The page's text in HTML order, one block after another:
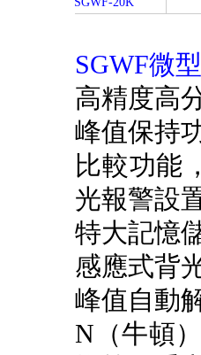
SGWF微
高精度高
峰值保持
比較功能
光報警設置
特大記憶
感應式背光
峰值自動解
N（牛頓）